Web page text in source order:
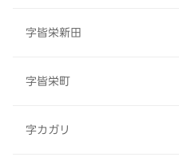
字皆栄新田
字皆栄町
字カガリ